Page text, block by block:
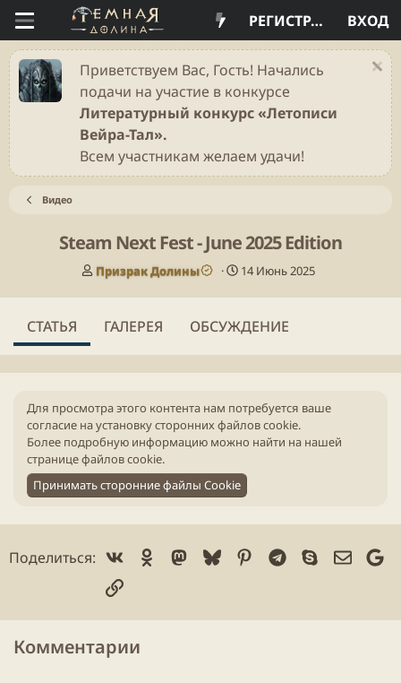
ВХОД
РЕГИСТРАЦИЯ
Приветствуем Вас, Гость! Начались
подачи на участие в конкурсе
Литературный конкурс «Летописи
Вейра-Тал».
Всем участникам желаем удачи!
Видео
Steam Next Fest - June 2025 Edition
А
Призрак Долины
Д
а
п
у
б
и
к
а
и
и
14 Июнь 2025
СТАТЬЯ ГАЛЕРЕЯ ОБСУЖДЕНИЕ
Для просмотра этого контента нам потребуется ваше
согласие на установку сторонних файлов cookie.
Более подробную информацию можно найти на нашей
странице файлов cookie.
Принимать сторонние файлы Cookie
Поделиться: Vk Ok Mastodon
BlueskyPinterest
Telegram
Skype
Ссылка
Комментарии